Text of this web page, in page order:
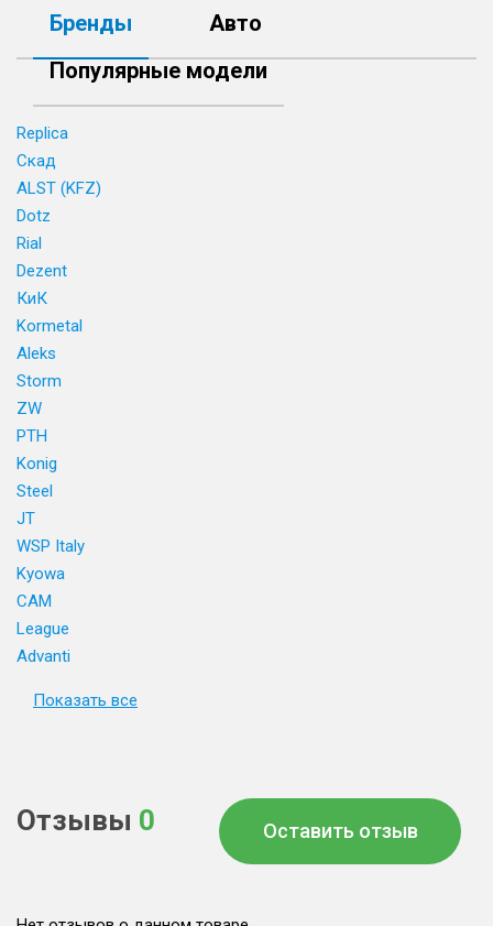
Бренды
Авто
Популярные модели
Replica
Скад
ALST (KFZ)
Dotz
Rial
Dezent
КиК
Kormetal
Aleks
Storm
ZW
PTH
Konig
Steel
JT
WSP Italy
Kyowa
CAM
League
Advanti
Показать все
Отзывы 0 Оставить отзыв